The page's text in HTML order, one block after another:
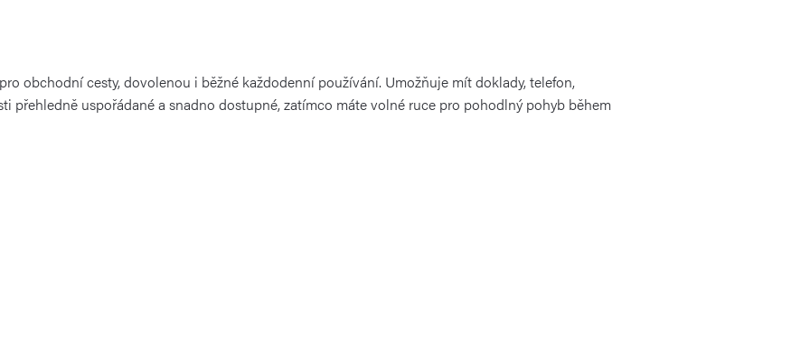
obchodní cesty, dovolenou i běžné každodenní používání. Umožňuje mít doklady, telefon,
přehledně uspořádané a snadno dostupné, zatímco máte volné ruce pro pohodlný pohyb během